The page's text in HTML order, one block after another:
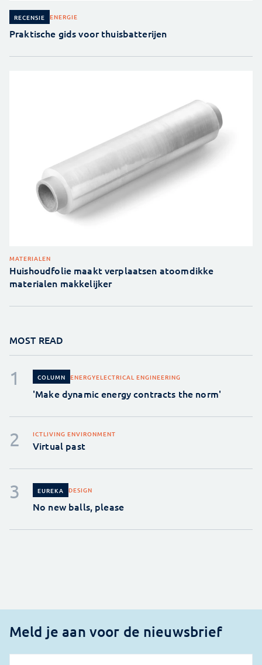
RECENSIE ENERGIE
Praktische gids voor thuisbatterijen
MATERIALEN
Huishoudfolie maakt verplaatsen atoomdikke
materialen makkelijker
MOST READ
COLUMN ENERGYELECTRICAL ENGINEERING
'Make dynamic energy contracts the norm'
ICTLIVING ENVIRONMENT
Virtual past
EUREKA DESIGN
No new balls, please
Meld je aan voor de nieuwsbrief